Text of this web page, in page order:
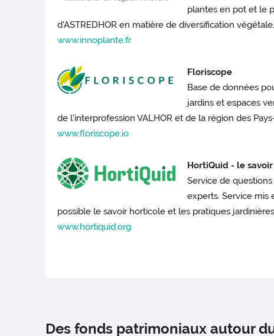
plantes en pot et le
d'ASTREDHOR en matière de diversification végétale.
www.innoplante.fr
Floriscope
Base de données
jardins et espaces
de l'interprofession VALHOR et de la région des
www.floriscope.io
HortiQuid - le
Service de
experts. Service mis
possible le savoir horticole et les pratiques
www.hortiquid.org
Des fonds patrimoniaux autour